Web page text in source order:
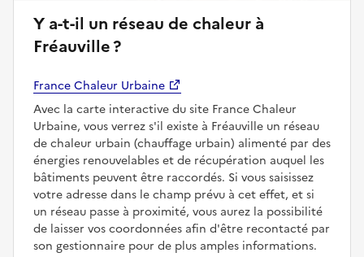
Y a-t-il un réseau de chaleur à
Fréauville ?
France Chaleur Urbaine
Avec la carte interactive du site France Chaleur
Urbaine, vous verrez s'il existe à Fréauville un réseau
de chaleur urbain (chauffage urbain) alimenté par des
énergies renouvelables et de récupération auquel les
bâtiments peuvent être raccordés. Si vous saisissez
votre adresse dans le champ prévu à cet effet, et si
un réseau passe à proximité, vous aurez la possibilité
de laisser vos coordonnées afin d'être recontacté par
son gestionnaire pour de plus amples informations.